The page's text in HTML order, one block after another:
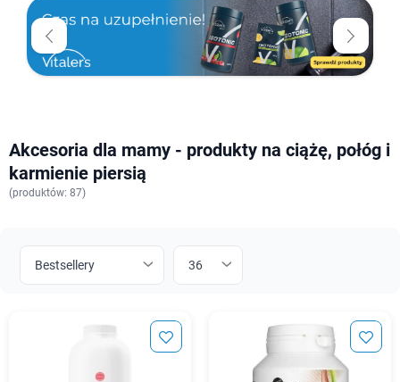
Akcesoria dla mamy - produkty na ciążę, połóg i
karmienie piersią
(produktów: 87)